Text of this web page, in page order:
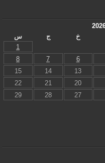
خ ج
س
1
6
7
8
13
14
15
20
21
22
27
28
29